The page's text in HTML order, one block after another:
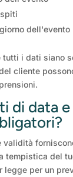
dell'evento
tutti i dati siano
cliente
di data
validità
tempistica del
legge per un